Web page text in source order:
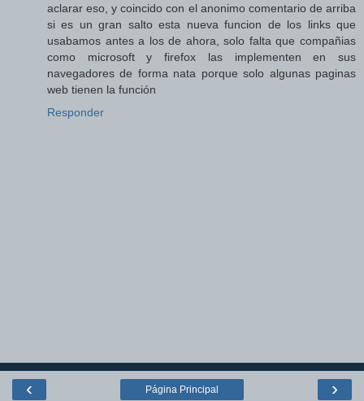
aclarar eso, y coincido con el anonimo comentario de arriba
si es un gran salto esta nueva funcion de los links que
usabamos antes a los de ahora, solo falta que compañias
como microsoft y firefox las implementen en sus
navegadores de forma nata porque solo algunas paginas
web tienen la función
Responder
‹ ›
Página Principal